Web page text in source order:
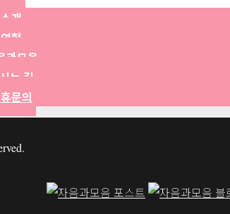
소개
연혁
과모음
는 길
문의